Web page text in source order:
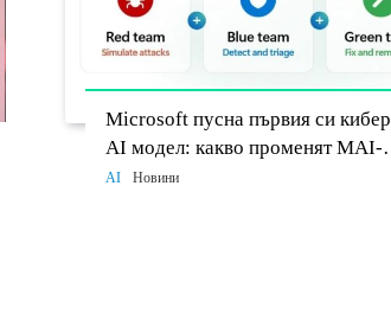
Microsoft пусна първия си кибер
AI модел: какво променят MAI-
Cyber-1-Flash и Project Perception
AI Новини